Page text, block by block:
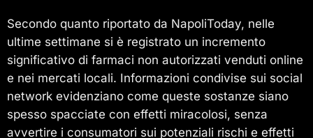
Secondo quanto riportato da NapoliToday, nelle
ultime settimane si è registrato un incremento
significativo di farmaci non autorizzati venduti online
e nei mercati locali. Informazioni condivise sui social
network evidenziano come queste sostanze siano
spesso spacciate con effetti miracolosi, senza
avvertire i consumatori sui potenziali rischi e effetti